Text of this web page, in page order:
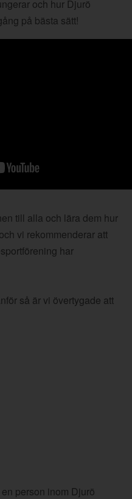
och hur Djurö
på bästa sätt!
till alla och lära dem hur
vi rekommenderar att
har
så är vi övertygade att
person inom Djurö